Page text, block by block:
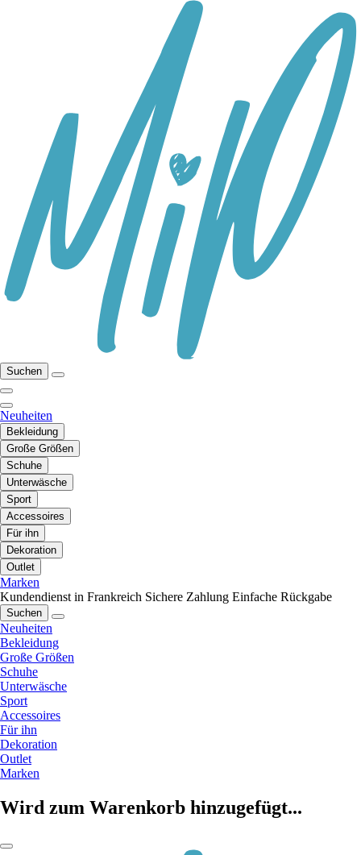
Suchen
Neuheiten
Bekleidung
Große Größen
Schuhe
Unterwäsche
Sport
Accessoires
Für ihn
Dekoration
Outlet
Marken
Kundendienst in Frankreich Sichere Zahlung Einfache Rückgabe
Suchen
Neuheiten
Bekleidung
Große Größen
Schuhe
Unterwäsche
Sport
Accessoires
Für ihn
Dekoration
Outlet
Marken
Wird zum Warenkorb hinzugefügt...